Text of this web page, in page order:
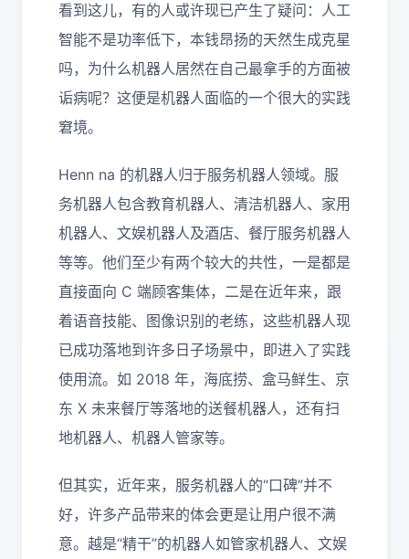
看到这儿，有的人或许现已产生了疑问：人工
智能不是功率低下，本钱昂扬的天然生成克星
吗，为什么机器人居然在自己最拿手的方面被
诟病呢？这便是机器人面临的一个很大的实践
窘境。
Henn na 的机器人归于服务机器人领域。服
务机器人包含教育机器人、清洁机器人、家用
机器人、文娱机器人及酒店、餐厅服务机器人
等等。他们至少有两个较大的共性，一是都是
直接面向 C 端顾客集体，二是在近年来，跟
着语音技能、图像识别的老练，这些机器人现
已成功落地到许多日子场景中，即进入了实践
使用流。如 2018 年，海底捞、盒马鲜生、京
东 X 未来餐厅等落地的送餐机器人，还有扫
地机器人、机器人管家等。
但其实，近年来，服务机器人的“口碑”并不
好，许多产品带来的体会更是让用户很不满
意。越是“精干”的机器人如管家机器人、文娱